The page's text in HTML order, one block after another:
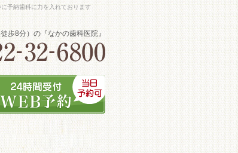
予納歯科に力を入れております
歩8分）の『なかの歯科医院』